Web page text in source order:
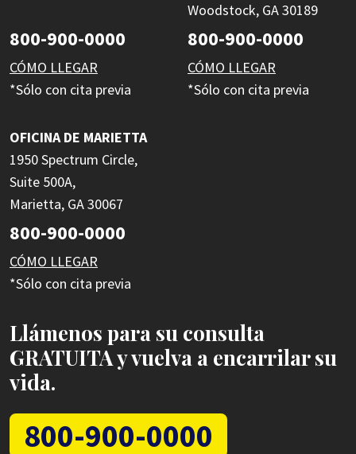
800-900-0000
CÓMO LLEGAR
*Sólo con cita previa
Woodstock, GA 30189
800-900-0000
CÓMO LLEGAR
*Sólo con cita previa
OFICINA DE MARIETTA
1950 Spectrum Circle,
Suite 500A,
Marietta, GA 30067
800-900-0000
CÓMO LLEGAR
*Sólo con cita previa
Llámenos para su consulta
GRATUITA y vuelva a encarrilar su
vida.
800-900-0000